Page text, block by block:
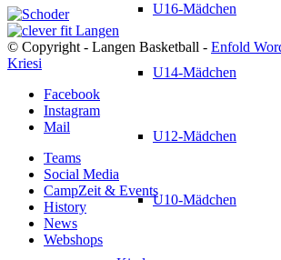
U16-Mädchen
U14-Mädchen
U12-Mädchen
U10-Mädchen
© Copyright - Langen Basketball - Enfold
Kriesi
Facebook
Instagram
Mail
Teams
Social Media
CampZeit & Events
History
News
Webshops